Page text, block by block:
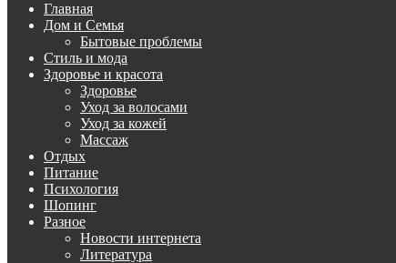
Главная
Дом и Семья
Бытовые проблемы
Стиль и мода
Здоровье и красота
Здоровье
Уход за волосами
Уход за кожей
Массаж
Отдых
Питание
Психология
Шопинг
Разное
Новости интернета
Литература